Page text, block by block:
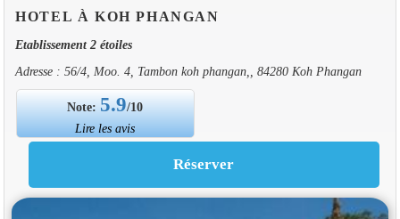
HOTEL À KOH PHANGAN
Etablissement 2 étoiles
Adresse : 56/4, Moo. 4, Tambon koh phangan,, 84280 Koh Phangan
Note:5.9/10
Lire les avis